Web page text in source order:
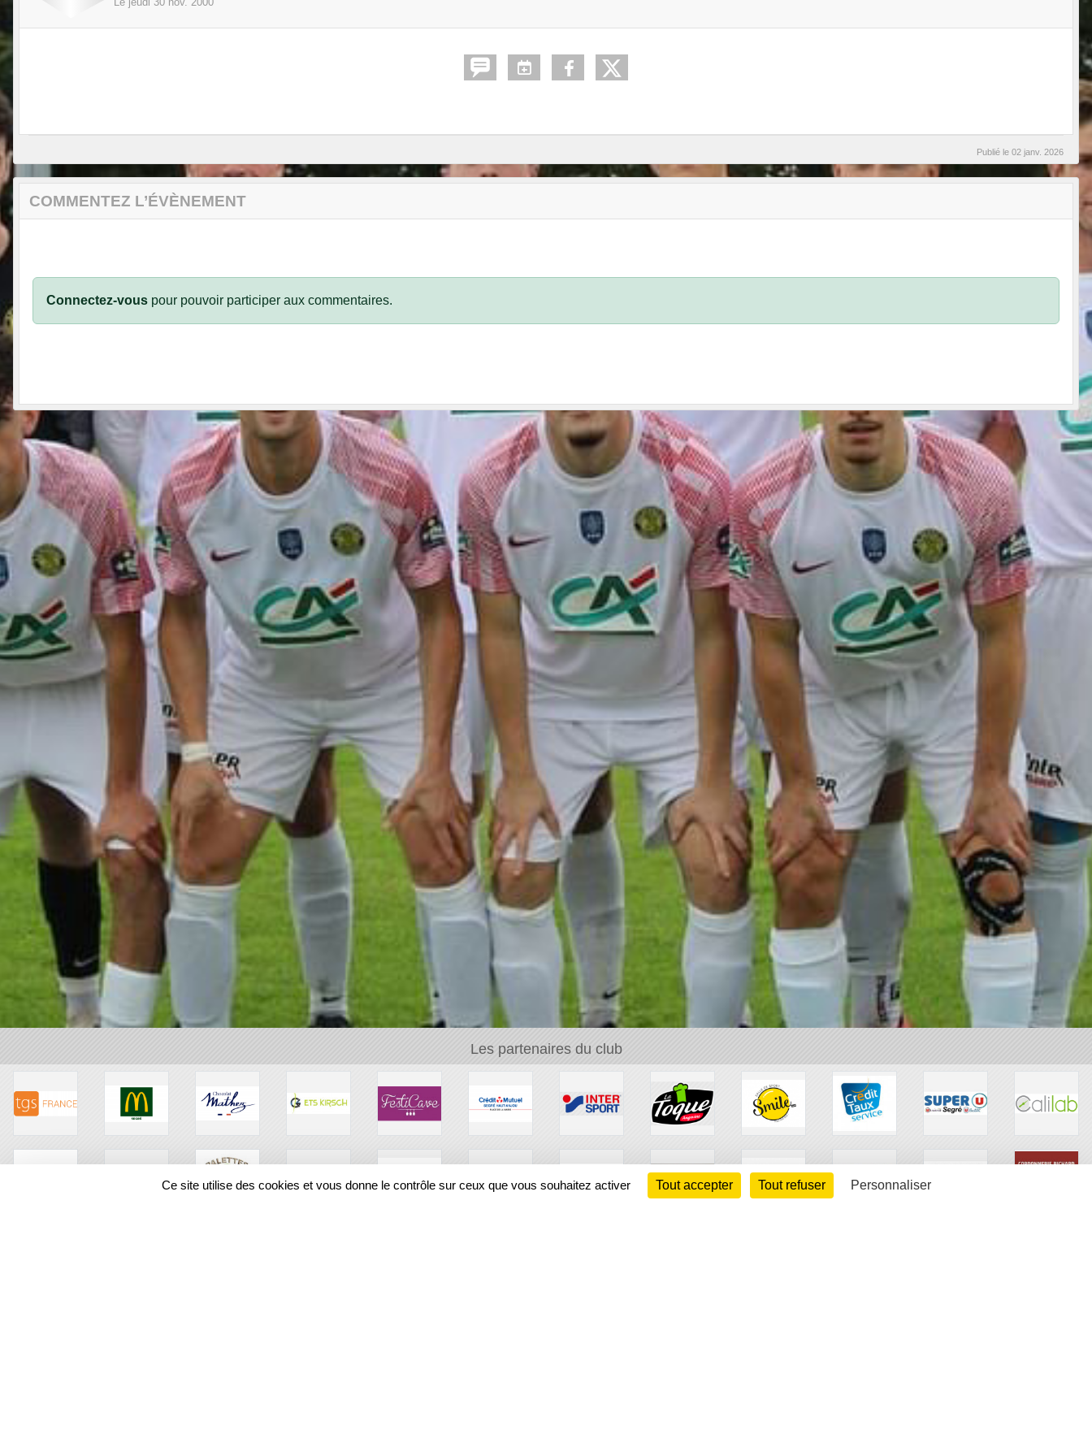
Publié le 02 janv. 2026
COMMENTEZ L’ÉVÈNEMENT
Connectez-vous pour pouvoir participer aux commentaires.
Les partenaires du club
Ce site utilise des cookies et vous donne le contrôle sur ceux que vous souhaitez activer Tout accepter Tout refuser Personnaliser